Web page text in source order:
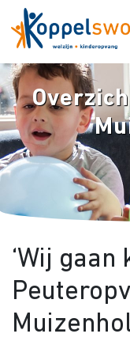
‘Wij gaan